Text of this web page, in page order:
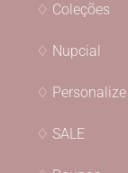
♢ Coleções
♢ Nupcial
♢ Personalize
♢ SALE